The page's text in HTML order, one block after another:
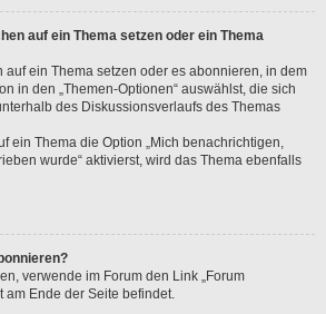
auf ein Thema setzen oder ein Thema
auf ein Thema setzen oder es abonnieren, in dem
in den „Themen-Optionen“ auswählst, die sich
des Diskussionsverlaufs des Themas
ein Thema die Option „Mich benachrichtigen,
wurde“ aktivierst, wird das Thema ebenfalls
verwende im Forum den Link „Forum
am Ende der Seite befindet.